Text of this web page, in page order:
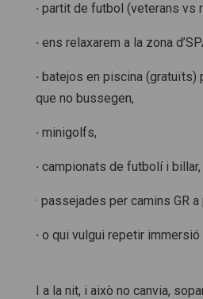
· partit de futbol (veterans vs
· ens relaxarem a la zona
· batejos en piscina (gratuïts)
que no bussegen,
· minigolfs,
· campionats de futbolí i billar,
· passejades per camins GR
· o qui vulgui repetir immersió
I a la nit, i això no canvia,